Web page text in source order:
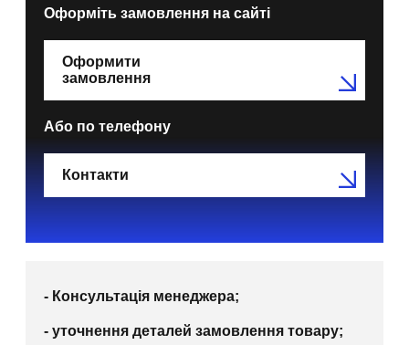
Оформіть замовлення на сайті
Оформити
замовлення
Або по телефону
Контакти
- Консультація менеджера;
- уточнення деталей замовлення товару;